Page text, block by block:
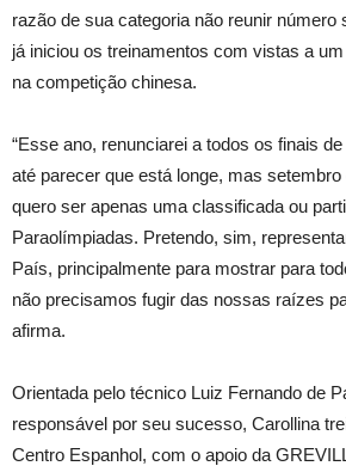
razão de sua categoria não reunir número
já iniciou os treinamentos com vistas a
na competição chinesa.
“Esse ano, renunciarei a todos os finais
até parecer que está longe, mas
quero ser apenas uma classificada ou
Paraolímpiadas. Pretendo, sim,
País, principalmente para mostrar para
não precisamos fugir das nossas raízes
afirma.
Orientada pelo técnico Luiz Fernando de
responsável por seu sucesso, Carollina
Centro Espanhol, com o apoio da